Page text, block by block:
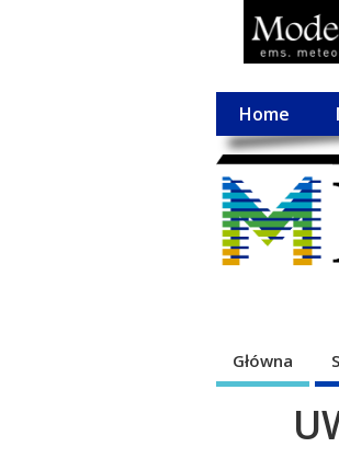
Home
Główna